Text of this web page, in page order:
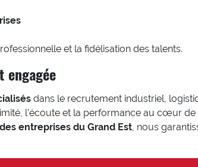
et la fidélisation des talents.
engagée
dans le recrutement industriel,
l’écoute et la performance au cœur
entreprises du Grand Est, nous